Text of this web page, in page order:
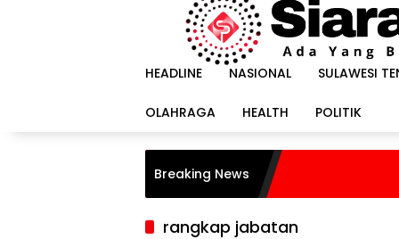
HEADLINE NASIONAL SULAWESI
OLAHRAGA HEALTH POLITIK
Breaking News
rangkap jabatan